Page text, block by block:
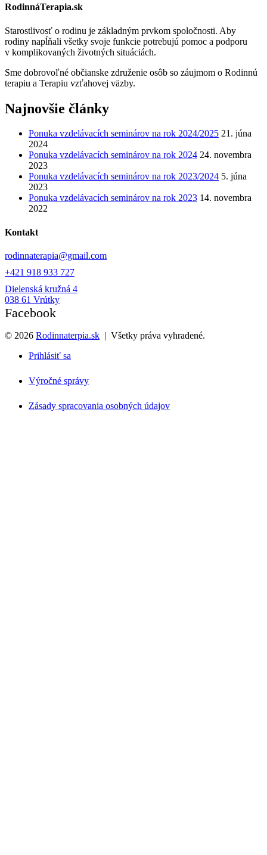
RodinnáTerapia.sk
Starostlivosť o rodinu je základným prvkom spoločnosti. Aby
rodiny napĺňali všetky svoje funkcie potrebujú pomoc a podporu
v komplikovaných životných situáciách.
Sme dobrovoľné občianske združenie osôb so záujmom o Rodinnú
terapiu a Terapiu vzťahovej väzby.
Najnovšie články
Ponuka vzdelávacích seminárov na rok 2024/2025 21. júna
2024
Ponuka vzdelávacích seminárov na rok 2024 24. novembra
2023
Ponuka vzdelávacích seminárov na rok 2023/2024 5. júna
2023
Ponuka vzdelávacích seminárov na rok 2023 14. novembra
2022
Kontakt
rodinnaterapia@gmail.com
+421 918 933 727
Dielenská kružná 4
038 61 Vrútky
Facebook
© 2026 Rodinnaterpia.sk | Všetky práva vyhradené.
Prihlásiť sa
Výročné správy
Zásady spracovania osobných údajov